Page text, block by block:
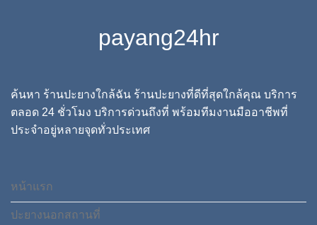
payang24hr
ค้นหา ร้านปะยางใกล้ฉัน ร้านปะยางที่ดีที่สุดใกล้คุณ บริการ
ตลอด 24 ชั่วโมง บริการด่วนถึงที่ พร้อมทีมงานมืออาชีพที่
ประจำอยู่หลายจุดทั่วประเทศ
หน้าแรก
ปะยางนอกสถานที่